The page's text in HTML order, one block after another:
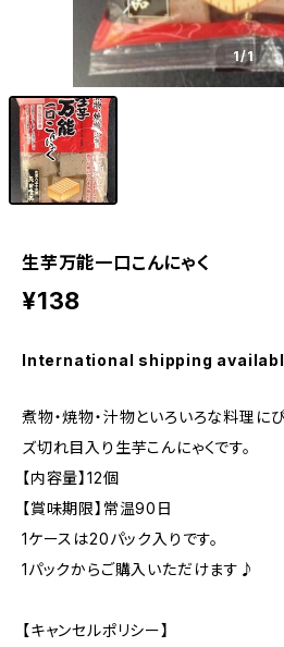
1/1
生芋万能一口こんにゃく
¥138
International shipping
煮物・焼物・汁物といろいろな料理に
ズ切れ目入り生芋こんにゃくです。
【内容量】12個
【賞味期限】常温90日
1ケースは20パック入りです。
1パックからご購入いただけます♪
【キャンセルポリシー】